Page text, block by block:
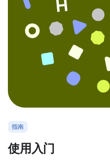
指南
使用入门